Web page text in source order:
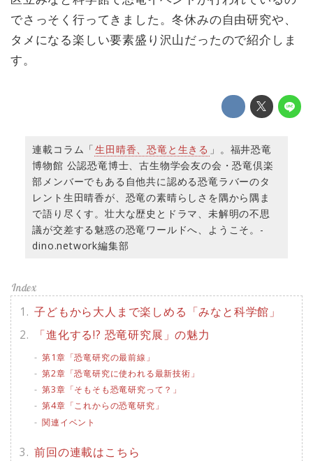
でさっそく行ってきました。冬休みの自由研究や、
タメになる楽しい要素盛り沢山だったので紹介しま
す。
連載コラム「生田晴香、恐竜と生きる 」。福井恐竜
博物館 公認恐竜博士、古生物学会友の会・恐竜倶楽
部メンバーでもある自他共に認める恐竜ラバーのタ
レント生田晴香が、恐竜の素晴らしさを隅から隅ま
で語り尽くす。壮大な歴史とドラマ、未解明の不思
議が交差する魅惑の恐竜ワールドへ、ようこそ。-
dino.network編集部
子どもから大人まで楽しめる「みなと科学館」
「進化する!? 恐竜研究展」の魅力
第1章「恐竜研究の最前線」
第2章「恐竜研究に使われる最新技術」
第3章「そもそも恐竜研究って？」
第4章「これからの恐竜研究」
関連イベント
前回の連載はこちら